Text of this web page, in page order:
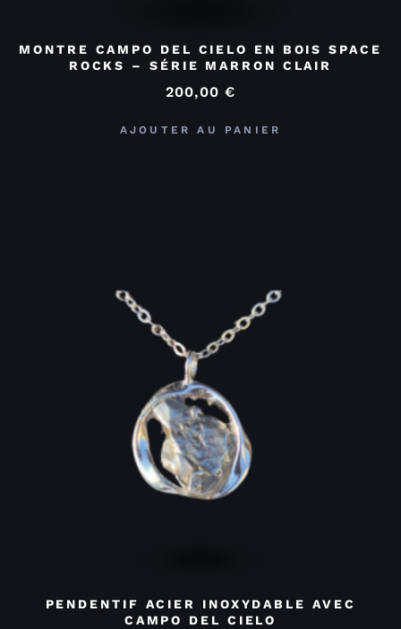
MONTRE CAMPO DEL CIELO EN BOIS SPACE
ROCKS – SÉRIE MARRON CLAIR
200,00 €
AJOUTER AU PANIER
PENDENTIF ACIER INOXYDABLE AVEC
CAMPO DEL CIELO